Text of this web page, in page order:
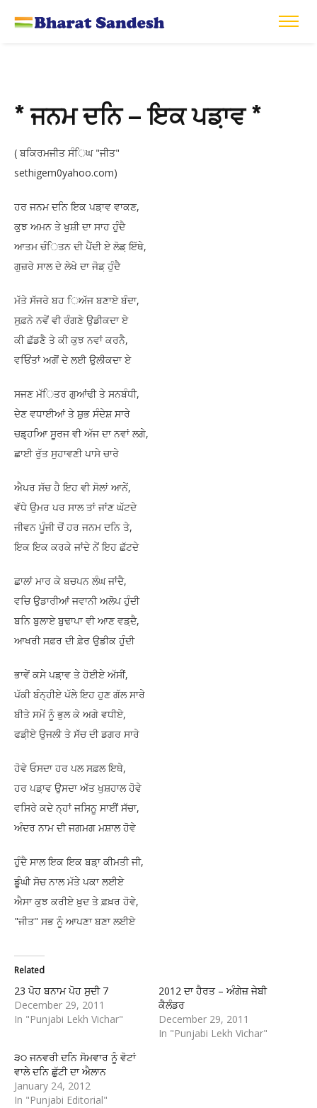
* ਜਨਮ ਦਨਿ – ਇਕ ਪਡ਼ਾਵ *
( ਬਕਿਰਮਜੀਤ ਸੰਿਘ "ਜੀਤ"
sethigem0yahoo.com)
ਹਰ ਜਨਮ ਦਨਿ ਇਕ ਪਡ਼ਾਵ ਵਾਕਣ,
ਕੁਝ ਅਮਨ ਤੇ ਖੁਸ਼ੀ ਦਾ ਸਾਹ ਹੁੰਦੈ
ਆਤਮ ਚੰਿਤਨ ਦੀ ਪੈਂਦੀ ਏ ਲੋਡ਼ ਇੱਥੇ,
ਗੁਜ਼ਰੇ ਸਾਲ ਦੇ ਲੇਖੇ ਦਾ ਜੋਡ਼ ਹੁੰਦੈ
ਮੱਤੇ ਸੱਜਰੇ ਬਹ ਿਅੱਜ ਬਣਾਏ ਬੰਦਾ,
ਸੁਫ਼ਨੇ ਨਵੇਂ ਵੀ ਰੰਗਣੇ ਉਡੀਕਦਾ ਏ
ਕੀ ਛੱਡਣੈ ਤੇ ਕੀ ਕੁਝ ਨਵਾਂ ਕਰਨੈ,
ਵਓਿਂਤਾਂ ਅਗੋਂ ਦੇ ਲਈ ਉਲੀਕਦਾ ਏ
ਸਜਣ ਮੱਿਤਰ ਗੁਆਂਢੀ ਤੇ ਸਨਬੰਧੀ,
ਦੇਣ ਵਧਾਈਆਂ ਤੇ ਸ਼ੁਭ ਸੰਦੇਸ਼ ਸਾਰੇ
ਚਡ਼੍ਹਆਿ ਸੂਰਜ ਵੀ ਅੱਜ ਦਾ ਨਵਾਂ ਲਗੇ,
ਛਾਈ ਰੁੱਤ ਸੁਹਾਵਣੀ ਪਾਸੇ ਚਾਰੇ
ਐਪਰ ਸੱਚ ਹੈ ਇਹ ਵੀ ਸੋਲਾਂ ਆਨੇਂ,
ਵੱਧੇ ਉਮਰ ਪਰ ਸਾਲ ਤਾਂ ਜਾਂਣ ਘੱਟਦੇ
ਜੀਵਨ ਪੂੰਜੀ ਚੋਂ ਹਰ ਜਨਮ ਦਨਿ ਤੇ,
ਇਕ ਇਕ ਕਰਕੇ ਜਾਂਦੇ ਨੇਂ ਇਹ ਛੱਟਦੇ
ਛਾਲਾਂ ਮਾਰ ਕੇ ਬਚਪਨ ਲੰਘ ਜਾਂਦੈ,
ਵਚਿ ਉਡਾਰੀਆਂ ਜਵਾਨੀ ਅਲੋਪ ਹੁੰਦੀ
ਬਨਿ ਬੁਲਾਏ ਬੁਢਾਪਾ ਵੀ ਆਣ ਵਡ਼ਦੈ,
ਆਖਰੀ ਸਫ਼ਰ ਦੀ ਫ਼ੇਰ ਉਡੀਕ ਹੁੰਦੀ
ਭਾਵੇਂ ਕਸੇ ਪਡ਼ਾਵ ਤੇ ਹੋਈਏ ਅੱਸੀਂ,
ਪੱਕੀ ਬੰਨ੍ਹੀਏ ਪੱਲੇ ਇਹ ਹੁਣ ਗੱਲ ਸਾਰੇ
ਬੀਤੇ ਸਮੇਂ ਨੂੰ ਭੁਲ ਕੇ ਅਗੇ ਵਧੀਏ,
ਫਡ਼ੀਏ ਉਜਲੀ ਤੇ ਸੱਚ ਦੀ ਡਗਰ ਸਾਰੇ
ਹੋਵੇ ਓਸਦਾ ਹਰ ਪਲ ਸਫ਼ਲ ਇਥੇ,
ਹਰ ਪਡ਼ਾਵ ਉਸਦਾ ਅੱਤ ਖੁਸ਼ਹਾਲ ਹੋਵੇ
ਵਸਿਰੇ ਕਦੇ ਨ੍ਹਾਂ ਜਸਿਨੂ ਸਾਈਂ ਸੱਚਾ,
ਅੰਦਰ ਨਾਮ ਦੀ ਜਗਮਗ ਮਸ਼ਾਲ ਹੋਵੇ
ਹੁੰਦੈ ਸਾਲ ਇਕ ਇਕ ਬਡ਼ਾ ਕੀਮਤੀ ਜੀ,
ਡੂੰਘੀ ਸੋਚ ਨਾਲ ਮੱਤੇ ਪਕਾ ਲਈਏ
ਐਸਾ ਕੁਝ ਕਰੀਏ ਖ਼ੁਦ ਤੇ ਫ਼ਖ਼ਰ ਹੋਵੇ,
"ਜੀਤ" ਸਭ ਨੂੰ ਆਪਣਾ ਬਣਾ ਲਈਏ
Related
23 ਪੋਹ ਬਨਾਮ ਪੋਹ ਸੁਦੀ 7
December 29, 2011
In "Punjabi Lekh Vichar"
2012 ਦਾ ਹੈਰਤ – ਅੰਗੇਜ਼ ਜੇਬੀ
ਕੈਲੰਡਰ
December 29, 2011
In "Punjabi Lekh Vichar"
੩੦ ਜਨਵਰੀ ਦਨਿ ਸੋਮਵਾਰ ਨੂੰ ਵੋਟਾਂ
ਵਾਲੇ ਦਨਿ ਛੁੱਟੀ ਦਾ ਐਲਾਨ
January 24, 2012
In "Punjabi Editorial"